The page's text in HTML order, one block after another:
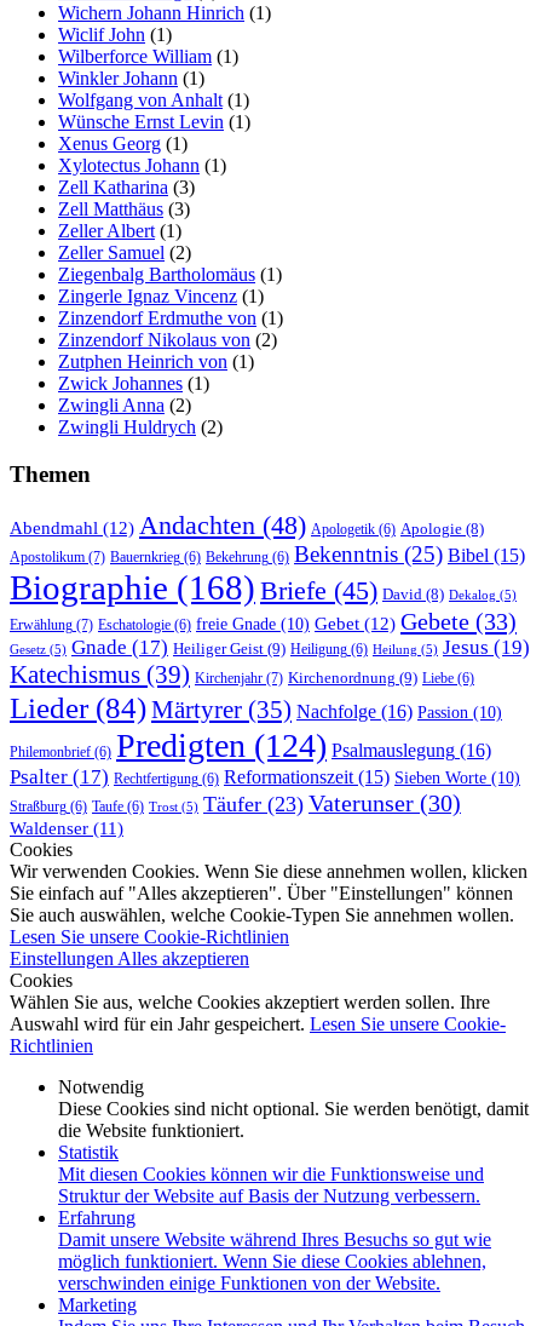
Wichern Johann Hinrich (1)
Wiclif John (1)
Wilberforce William (1)
Winkler Johann (1)
Wolfgang von Anhalt (1)
Wünsche Ernst Levin (1)
Xenus Georg (1)
Xylotectus Johann (1)
Zell Katharina (3)
Zell Matthäus (3)
Zeller Albert (1)
Zeller Samuel (2)
Ziegenbalg Bartholomäus (1)
Zingerle Ignaz Vincenz (1)
Zinzendorf Erdmuthe von (1)
Zinzendorf Nikolaus von (2)
Zutphen Heinrich von (1)
Zwick Johannes (1)
Zwingli Anna (2)
Zwingli Huldrych (2)
Themen
Abendmahl (12) Andachten (48) Apologetik (6) Apologie (8)
Apostolikum (7) Bauernkrieg (6) Bekehrung (6) Bekenntnis (25) Bibel (15)
Biographie (168) Briefe (45) David (8) Dekalog (5)
Erwählung (7) Eschatologie (6) freie Gnade (10) Gebet (12) Gebete (33)
Gesetz (5) Gnade (17) Heiliger Geist (9) Heiligung (6) Heilung (5) Jesus (19)
Katechismus (39) Kirchenjahr (7) Kirchenordnung (9) Liebe (6)
Lieder(84)Märtyrer (35) Nachfolge (16) Passion (10)
Philemonbrief (6) Predigten (124) Psalmauslegung (16)
Psalter (17) Rechtfertigung (6) Reformationszeit(15) Sieben Worte (10)
Straßburg (6) Taufe (6) Trost (5) Täufer (23) Vaterunser (30)
Waldenser (11)
Cookies
Wir verwenden Cookies. Wenn Sie diese annehmen wollen, klicken
Sie einfach auf "Alles akzeptieren". Über "Einstellungen" können
Sie auch auswählen, welche Cookie-Typen Sie annehmen wollen.
Lesen Sie unsere Cookie-Richtlinien
EinstellungenAlles akzeptieren
Cookies
Wählen Sie aus, welche Cookies akzeptiert werden sollen. Ihre
Auswahl wird für ein Jahr gespeichert. Lesen Sie unsere Cookie-
Richtlinien
Notwendig
Diese Cookies sind nicht optional. Sie werden benötigt, damit
die Website funktioniert.
Statistik
Mit diesen Cookies können wir die Funktionsweise und
Struktur der Website auf Basis der Nutzung verbessern.
Erfahrung
Damit unsere Website während Ihres Besuchs so gut wie
möglich funktioniert. Wenn Sie diese Cookies ablehnen,
verschwinden einige Funktionen von der Website.
Marketing